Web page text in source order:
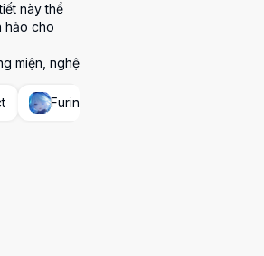
này thể
hảo cho
miện, nghệ
Furina (Genshin Impact)